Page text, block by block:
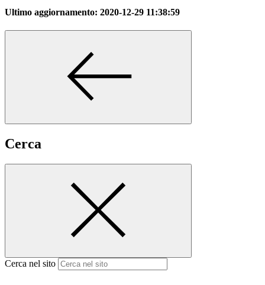
Ultimo aggiornamento: 2020-12-29 11:38:59
Cerca
Cerca nel sito